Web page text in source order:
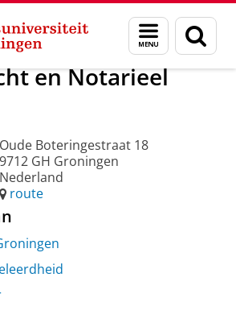
Menu
en
zoeken
zaken Waar vindt u ons
en Notarieel
Oude Boteringestraat 18
9712 GH Groningen
Nederland
route